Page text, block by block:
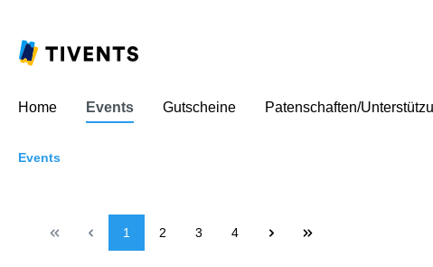
Home Events Gutscheine Patenschaften/
Events
1 2 3 4